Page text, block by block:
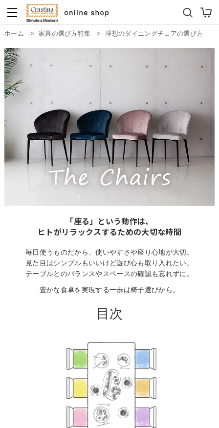
ダイニングテーブルセット
ホーム > 家具の選び方特集 > 理想のダイニングチェアの選び方
「座る」という動作は、
ヒトがリラックスするための大切な時間
毎日使うものだから、使いやすさや座り心地が大切。
見た目はシンプルもいいけど遊び心も取り入れたい。
テーブルとのバランスやスペースの確認も忘れずに。
豊かな食卓を実現する一歩は椅子選びから。
目次